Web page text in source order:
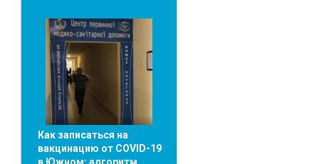
Как записаться на
вакцинацию от COVID-19
в Южном: алгоритм